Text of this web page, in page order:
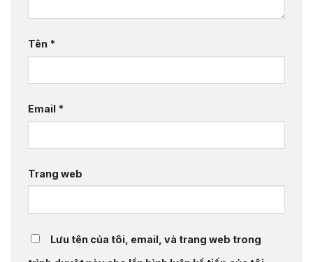
Tên *
Email *
Trang web
Lưu tên của tôi, email, và trang web trong